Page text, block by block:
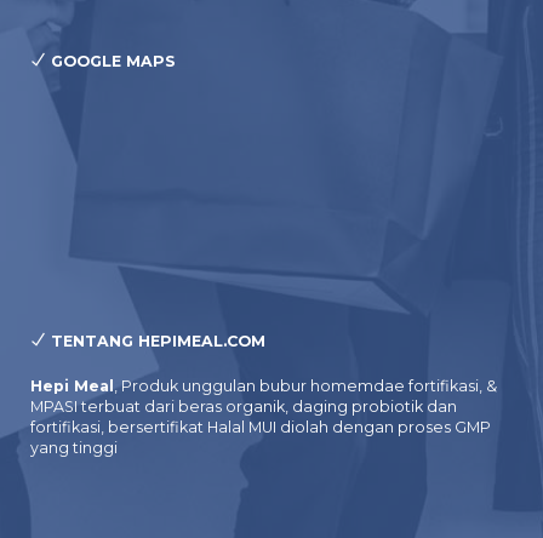
GOOGLE MAPS
TENTANG HEPIMEAL.COM
Hepi Meal , Produk unggulan bubur homemdae fortifikasi, &
MPASI terbuat dari beras organik, daging probiotik dan
fortifikasi, bersertifikat Halal MUI diolah dengan proses GMP
yang tinggi